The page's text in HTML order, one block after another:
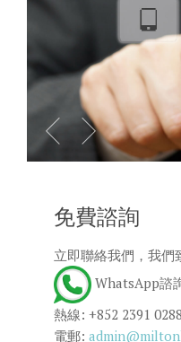
免費諮詢
立即聯絡我們，我們
WhatsApp諮
熱線: +852 2391 0288
電郵: